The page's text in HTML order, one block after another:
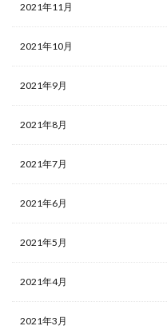
2021年11月
2021年10月
2021年9月
2021年8月
2021年7月
2021年6月
2021年5月
2021年4月
2021年3月